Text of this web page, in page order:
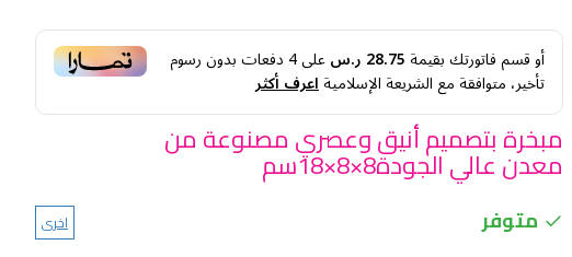
أو قسم فاتورتك بقيمة 28.75 ر.س على4 دفعات بدون رسوم
تأخير، متوافقة مع الشريعة الإسلاميةاعرف أكثر
مبخرة بتصميم أنيق وعصري مصنوعة من
معدن عالي الجودة8×8×18سم
متوفر اخرى